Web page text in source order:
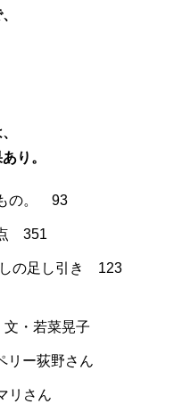
り。
の。 93
351
しの足し引き 123
・若菜晃子
ー荻野さん
リさん